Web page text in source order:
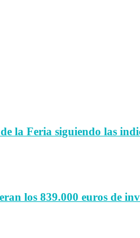
la Feria siguiendo las
los 839.000 euros de